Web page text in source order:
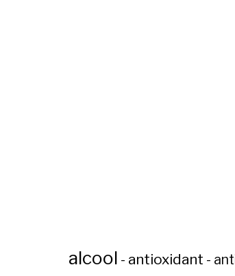
alcool - antioxidant -